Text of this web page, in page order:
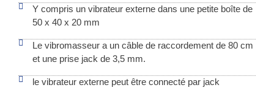
Y compris un vibrateur externe dans une petite boîte de
50 x 40 x 20 mm
Le vibromasseur a un câble de raccordement de 80 cm
et une prise jack de 3,5 mm.
le vibrateur externe peut être connecté par jack